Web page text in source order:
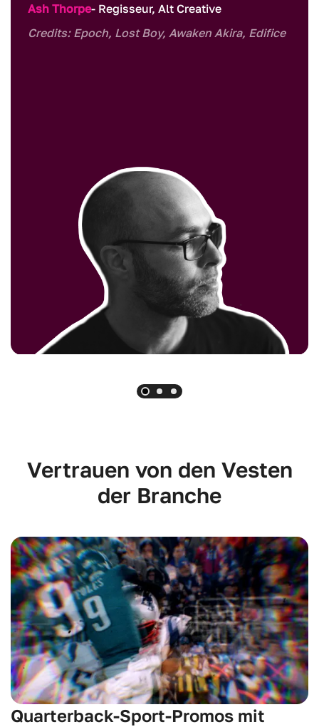
Ash Thorpe- Regisseur, Alt Creative
Credits: Epoch, Lost Boy, Awaken Akira, Edifice
Vertrauen von den Vesten
der Branche
Quarterback-Sport-Promos mit